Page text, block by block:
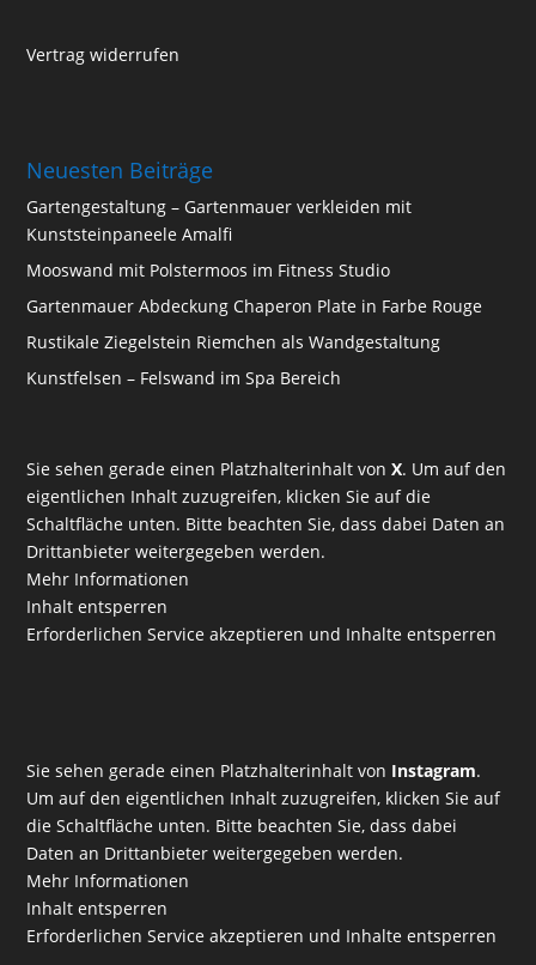
Vertrag widerrufen
Neuesten Beiträge
Gartengestaltung – Gartenmauer verkleiden mit
Kunststeinpaneele Amalfi
Mooswand mit Polstermoos im Fitness Studio
Gartenmauer Abdeckung Chaperon Plate in Farbe Rouge
Rustikale Ziegelstein Riemchen als Wandgestaltung
Kunstfelsen – Felswand im Spa Bereich
Sie sehen gerade einen Platzhalterinhalt vonX. Um auf den
eigentlichen Inhalt zuzugreifen, klicken Sie auf die
Schaltfläche unten. Bitte beachten Sie, dass dabei Daten an
Drittanbieter weitergegeben werden.
Mehr Informationen
Inhalt entsperren
Erforderlichen Service akzeptieren und Inhalte entsperren
Sie sehen gerade einen Platzhalterinhalt von Instagram.
Um auf den eigentlichen Inhalt zuzugreifen, klicken Sie auf
die Schaltfläche unten. Bitte beachten Sie, dass dabei
Daten an Drittanbieter weitergegeben werden.
Mehr Informationen
Inhalt entsperren
Erforderlichen Service akzeptieren und Inhalte entsperren